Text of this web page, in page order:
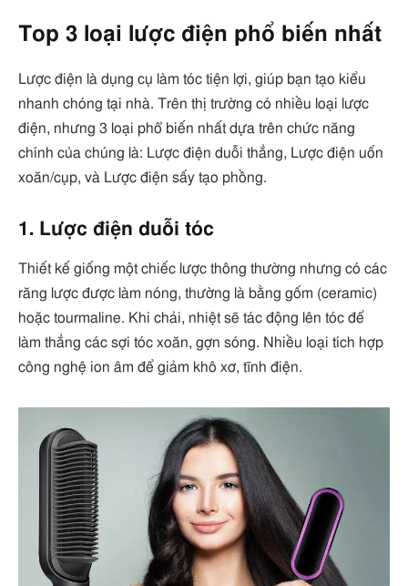
Top 3 loại lược điện phổ biến nhất
Lược điện là dụng cụ làm tóc tiện lợi, giúp bạn tạo kiểu
nhanh chóng tại nhà. Trên thị trường có nhiều loại lược
điện, nhưng 3 loại phổ biến nhất dựa trên chức năng
chính của chúng là: Lược điện duỗi thẳng, Lược điện uốn
xoăn/cụp, và Lược điện sấy tạo phồng.
1. Lược điện duỗi tóc
Thiết kế giống một chiếc lược thông thường nhưng có các
răng lược được làm nóng, thường là bằng gốm (ceramic)
hoặc tourmaline. Khi chải, nhiệt sẽ tác động lên tóc để
làm thẳng các sợi tóc xoăn, gợn sóng. Nhiều loại tích hợp
công nghệ ion âm để giảm khô xơ, tĩnh điện.